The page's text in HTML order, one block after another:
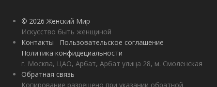
© 2026 Женский Мир
Искусство быть женщиной
Контакты
Пользовательское соглашение
Политика конфидециальности
г. Москва, ЦАО, Арбат, Арбат улица 28, м. Смоленская
Обратная связь
Копирование разрешено при указании обратной